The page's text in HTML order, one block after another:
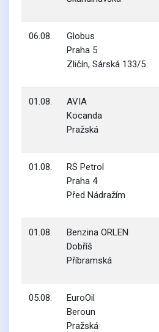
06.08.
Globus
Praha 5
Zličín, Sárská 133/5
01.08.
AVIA
Kocanda
Pražská
01.08.
RS Petrol
Praha 4
Před Nádražím
01.08.
Benzina ORLEN
Dobříš
Příbramská
05.08.
EuroOil
Beroun
Pražská